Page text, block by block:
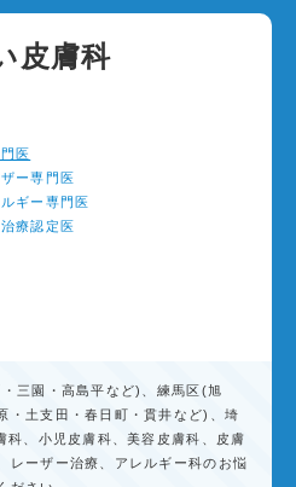
皮膚科
医
ー専門医
ギー専門医
療認定医
三園・高島平など)、練馬区(旭
・土支田・春日町・貫井など)、埼
科、小児皮膚科、美容皮膚科、皮膚
レーザー治療、アレルギー科のお悩